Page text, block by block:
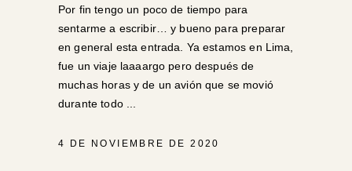
Por fin tengo un poco de tiempo para
sentarme a escribir… y bueno para preparar
en general esta entrada. Ya estamos en Lima,
fue un viaje laaaargo pero después de
muchas horas y de un avión que se movió
durante todo
4 DE NOVIEMBRE DE 2020